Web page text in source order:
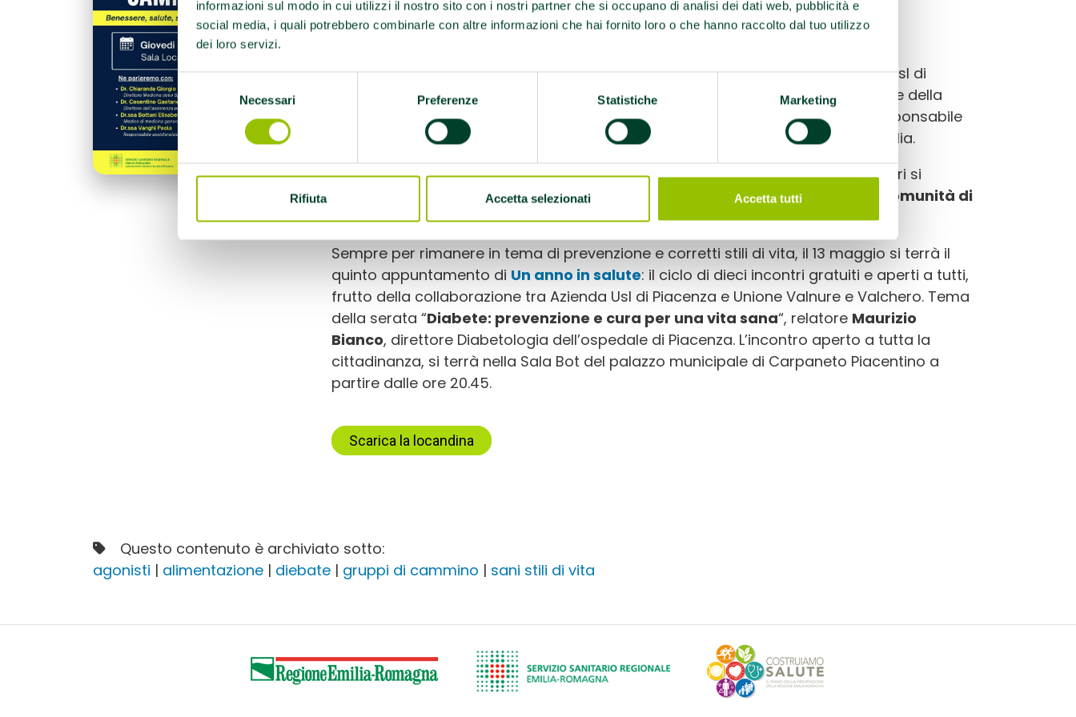
informazioni sul modo in cui utilizzi il nostro sito con i nostri partner che si occupano di analisi dei dati web, pubblicità e
social media, i quali potrebbero combinarle con altre informazioni che hai fornito loro o che hanno raccolto dal tuo utilizzo
dei loro servizi.
del
consenso
Necessari Preferenze Statistiche Marketing
Rifiuta Accetta selezionati Accetta tutti
L’incontro di presentazione dell’iniziativa, aperto a tutta la cittadinanza, si
parteciperanno rappresentanti dell’Amministrazione comunale e dell’Azienda Usl di
Piacenza tra cuiGiorgio Chiaranda
, direttore Medicina dello sport e promozione della
salute; Cosentino Gaetano direttore dell’Assistenza primaria; Paola Vanghi responsabile
assistenziale della Casa della Comunità e Elisabetta Bottani
, medico di famiglia.
Evelina Cattadori, direttore Distretto di Levante, sottolinea come questi incontri si
integrino con altre azioni in corso, all’interno delle
Case della Salute e della Comunità di
Monticellie Cortemaggiore.
Sempre per rimanere in tema di prevenzione e corretti stili di vita, il 13 maggio si terrà il
quinto appuntamento di Un anno in salute: il ciclo di dieci incontri gratuiti e aperti a tutti,
frutto della collaborazione tra Azienda Usl di Piacenza e Unione Valnure e Valchero. Tema
della serata “Diabete: prevenzione e cura per una vita sana“, relatore Maurizio
Bianco, direttore Diabetologia dell’ospedale di Piacenza. L’incontro aperto a tutta la
cittadinanza, si terrà nella Sala Bot del palazzo municipale di Carpaneto Piacentino a
partire dalle ore 20.45.
Scarica la locandina
Questo contenuto è archiviato sotto:
agonisti | alimentazione| diebate| gruppi di cammino | sani stili di vita